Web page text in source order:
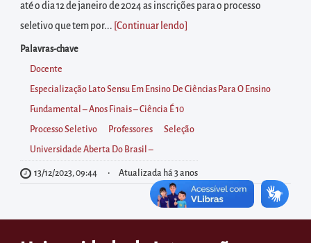
realizar
buscas
internas
Acessar
diretamente
as
informações
postas
no
até o dia 12 de janeiro de 2024 as inscrições para o processo
seletivo que tem por... [Continuar lendo
Palavras-chave
Docente
Especialização Lato Sensu Em Ensino De Ciências Para O Ensino
Fundamental – Anos Finais – Ciência É 10
Processo Seletivo Professores Seleção
Universidade Aberta Do Brasil –
13/12/2023, 09:44 Atualizada há 3 anos